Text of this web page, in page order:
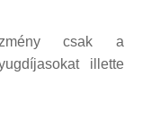
csak a
illette